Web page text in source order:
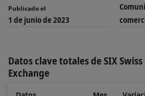
Publicado el
1 de junio de 2023
Datos clave totales de SIX
Exchange